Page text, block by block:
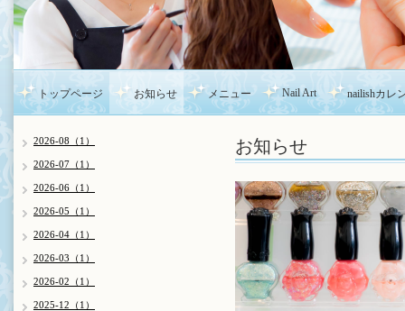
トップページ お知らせ メニュー Nail Art nailishカレ
お知らせ
2026-08（1）
2026-07（1）
2026-06（1）
2026-05（1）
2026-04（1）
2026-03（1）
2026-02（1）
2025-12（1）